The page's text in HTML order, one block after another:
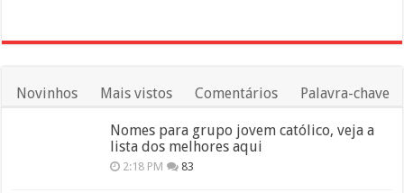
Novinhos Mais vistos Comentários Palavra-chave
Nomes para grupo jovem católico, veja a
lista dos melhores aqui
2:18 PM 83